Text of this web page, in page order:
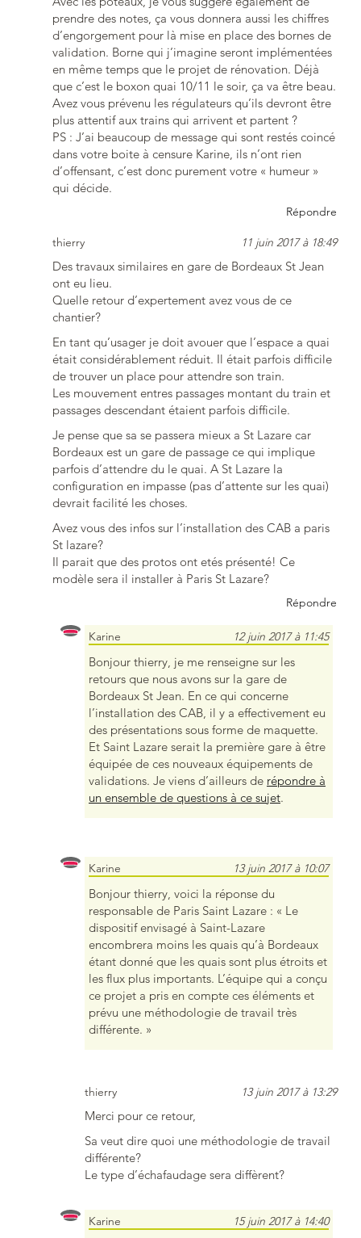
prendre des notes, ça vous donnera aussi les chiffres
d’engorgement pour là mise en place des bornes de
validation. Borne qui j’imagine seront implémentées
en même temps que le projet de rénovation. Déjà
que c’est le boxon quai 10/11 le soir, ça va être beau.
Avez vous prévenu les régulateurs qu’ils devront être
plus attentif aux trains qui arrivent et partent ?
PS : J’ai beaucoup de message qui sont restés coincé
dans votre boite à censure Karine, ils n’ont rien
d’offensant, c’est donc purement votre « humeur »
qui décide.
Répondre
thierry 11 juin 2017 à 18:49
Des travaux similaires en gare de Bordeaux St Jean
ont eu lieu.
Quelle retour d’expertement avez vous de ce
chantier?
En tant qu’usager je doit avouer que l’espace a quai
était considérablement réduit. Il était parfois difficile
de trouver un place pour attendre son train.
Les mouvement entres passages montant du train et
passages descendant étaient parfois difficile.
Je pense que sa se passera mieux a St Lazare car
Bordeaux est un gare de passage ce qui implique
parfois d’attendre du le quai. A St Lazare la
configuration en impasse (pas d’attente sur les quai)
devrait facilité les choses.
Avez vous des infos sur l’installation des CAB a paris
St lazare?
Il parait que des protos ont etés présenté! Ce
modèle sera il installer à Paris St Lazare?
Répondre
Karine 12 juin 2017 à 11:45
Bonjour thierry, je me renseigne sur les
retours que nous avons sur la gare de
Bordeaux St Jean. En ce qui concerne
l’installation des CAB, il y a effectivement eu
des présentations sous forme de maquette.
Et Saint Lazare serait la première gare à être
équipée de ces nouveaux équipements de
validations. Je viens d’ailleurs de répondre à
un ensemble de questions à ce sujet.
Karine 13 juin 2017 à 10:07
Bonjour thierry, voici la réponse du
responsable de Paris Saint Lazare : « Le
dispositif envisagé à Saint-Lazare
encombrera moins les quais qu’à Bordeaux
étant donné que les quais sont plus étroits et
les flux plus importants. L’équipe qui a conçu
ce projet a pris en compte ces éléments et
prévu une méthodologie de travail très
différente. »
thierry 13 juin 2017 à 13:29
Merci pour ce retour,
Sa veut dire quoi une méthodologie de travail
différente?
Le type d’échafaudage sera diffèrent?
Karine 15 juin 2017 à 14:40